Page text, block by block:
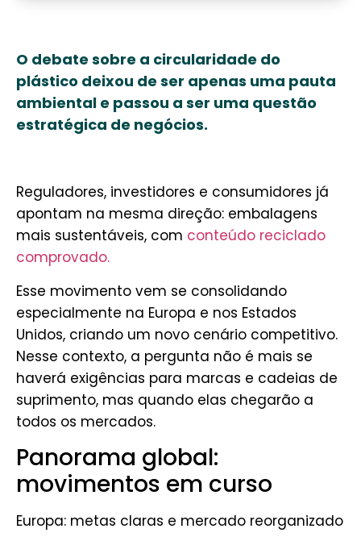
O debate sobre a circularidade do
plástico deixou de ser apenas uma pauta
ambiental e passou a ser uma questão
estratégica de negócios.
Reguladores, investidores e consumidores já
apontam na mesma direção: embalagens
mais sustentáveis, com conteúdo reciclado
comprovado.
Esse movimento vem se consolidando
especialmente na Europa e nos Estados
Unidos, criando um novo cenário competitivo.
Nesse contexto, a pergunta não é mais se
haverá exigências para marcas e cadeias de
suprimento, mas quando elas chegarão a
todos os mercados.
Panorama global:
movimentos em curso
Europa: metas claras e mercado reorganizado